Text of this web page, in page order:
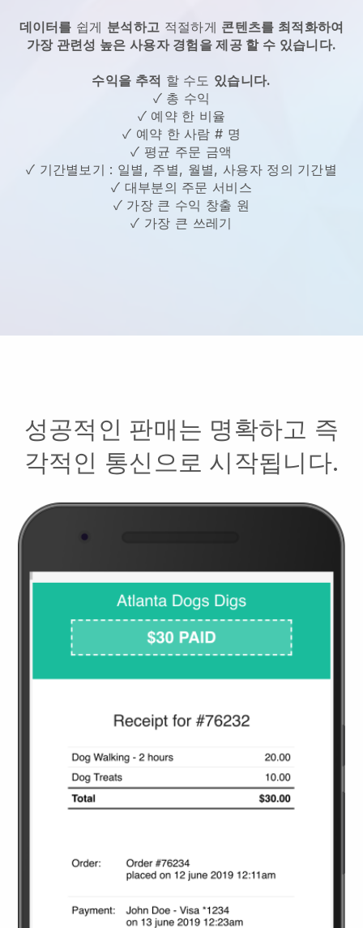
데이터를 쉽게 분석하고 적절하게 콘텐츠를 최적화하여
가장 관련성 높은 사용자 경험을 제공 할 수 있습니다.
수익을 추적 할 수도 있습니다.
✓ 총 수익
✓ 예약 한 비율
✓ 예약 한 사람 # 명
✓ 평균 주문 금액
✓ 기간별보기 : 일별, 주별, 월별, 사용자 정의 기간별
✓ 대부분의 주문 서비스
✓ 가장 큰 수익 창출 원
✓ 가장 큰 쓰레기
성공적인 판매는 명확하고 즉
각적인 통신으로 시작됩니다.